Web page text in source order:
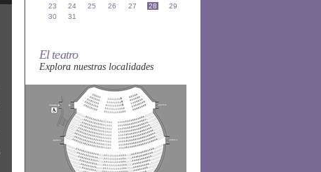
23
24 25 26 27 28
29
30
31
El teatro
Explora nuestras localidades